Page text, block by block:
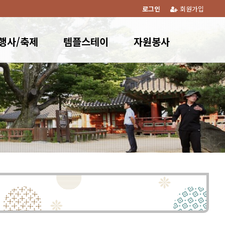
회원가입
로그인
사/축제 템플스테이 자원봉사